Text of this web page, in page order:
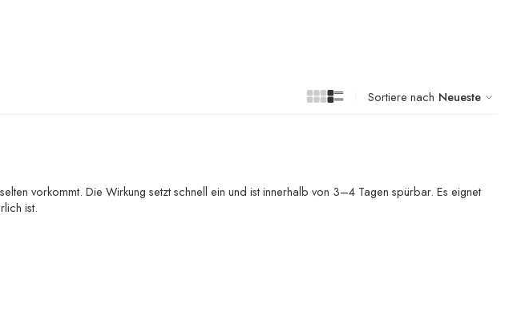
Sortiere nach Neueste
vorkommt. Die Wirkung setzt schnell ein und ist innerhalb von 3–4 Tagen spürbar. Es eignet
ist.